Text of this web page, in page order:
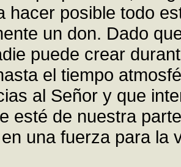
hacer posible todo
un don. Dado
puede crear
el tiempo
al Señor y que
esté de nuestra
una fuerza para la